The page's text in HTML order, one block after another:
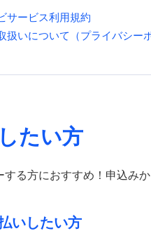
サービス利用規約
扱いについて（プライバシー
たい方
る方におすすめ！申込み
いしたい方